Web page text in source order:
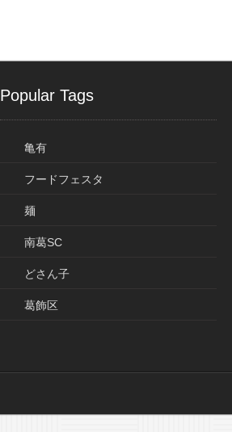
Popular Tags
亀有
フードフェスタ
麺
南葛SC
どさん子
葛飾区